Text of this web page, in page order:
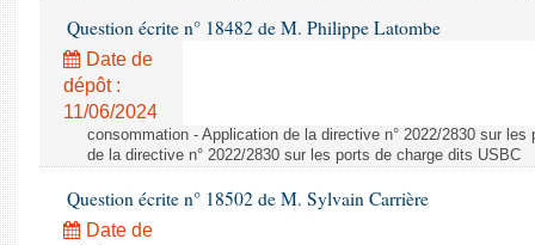
Question écrite n° 18482 de M. Philippe Latombe
Date de
dépôt :
11/06/2024
consommation - Application de la directive n° 2022/2830 sur
de la directive n° 2022/2830 sur les ports de charge dits USBC
Question écrite n° 18502 de M. Sylvain Carrière
Date de